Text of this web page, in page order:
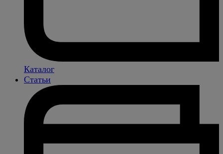
Каталог
Статьи